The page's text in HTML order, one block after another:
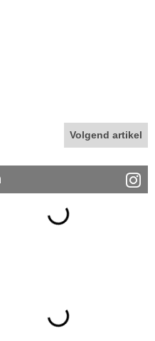
Volgend artikel